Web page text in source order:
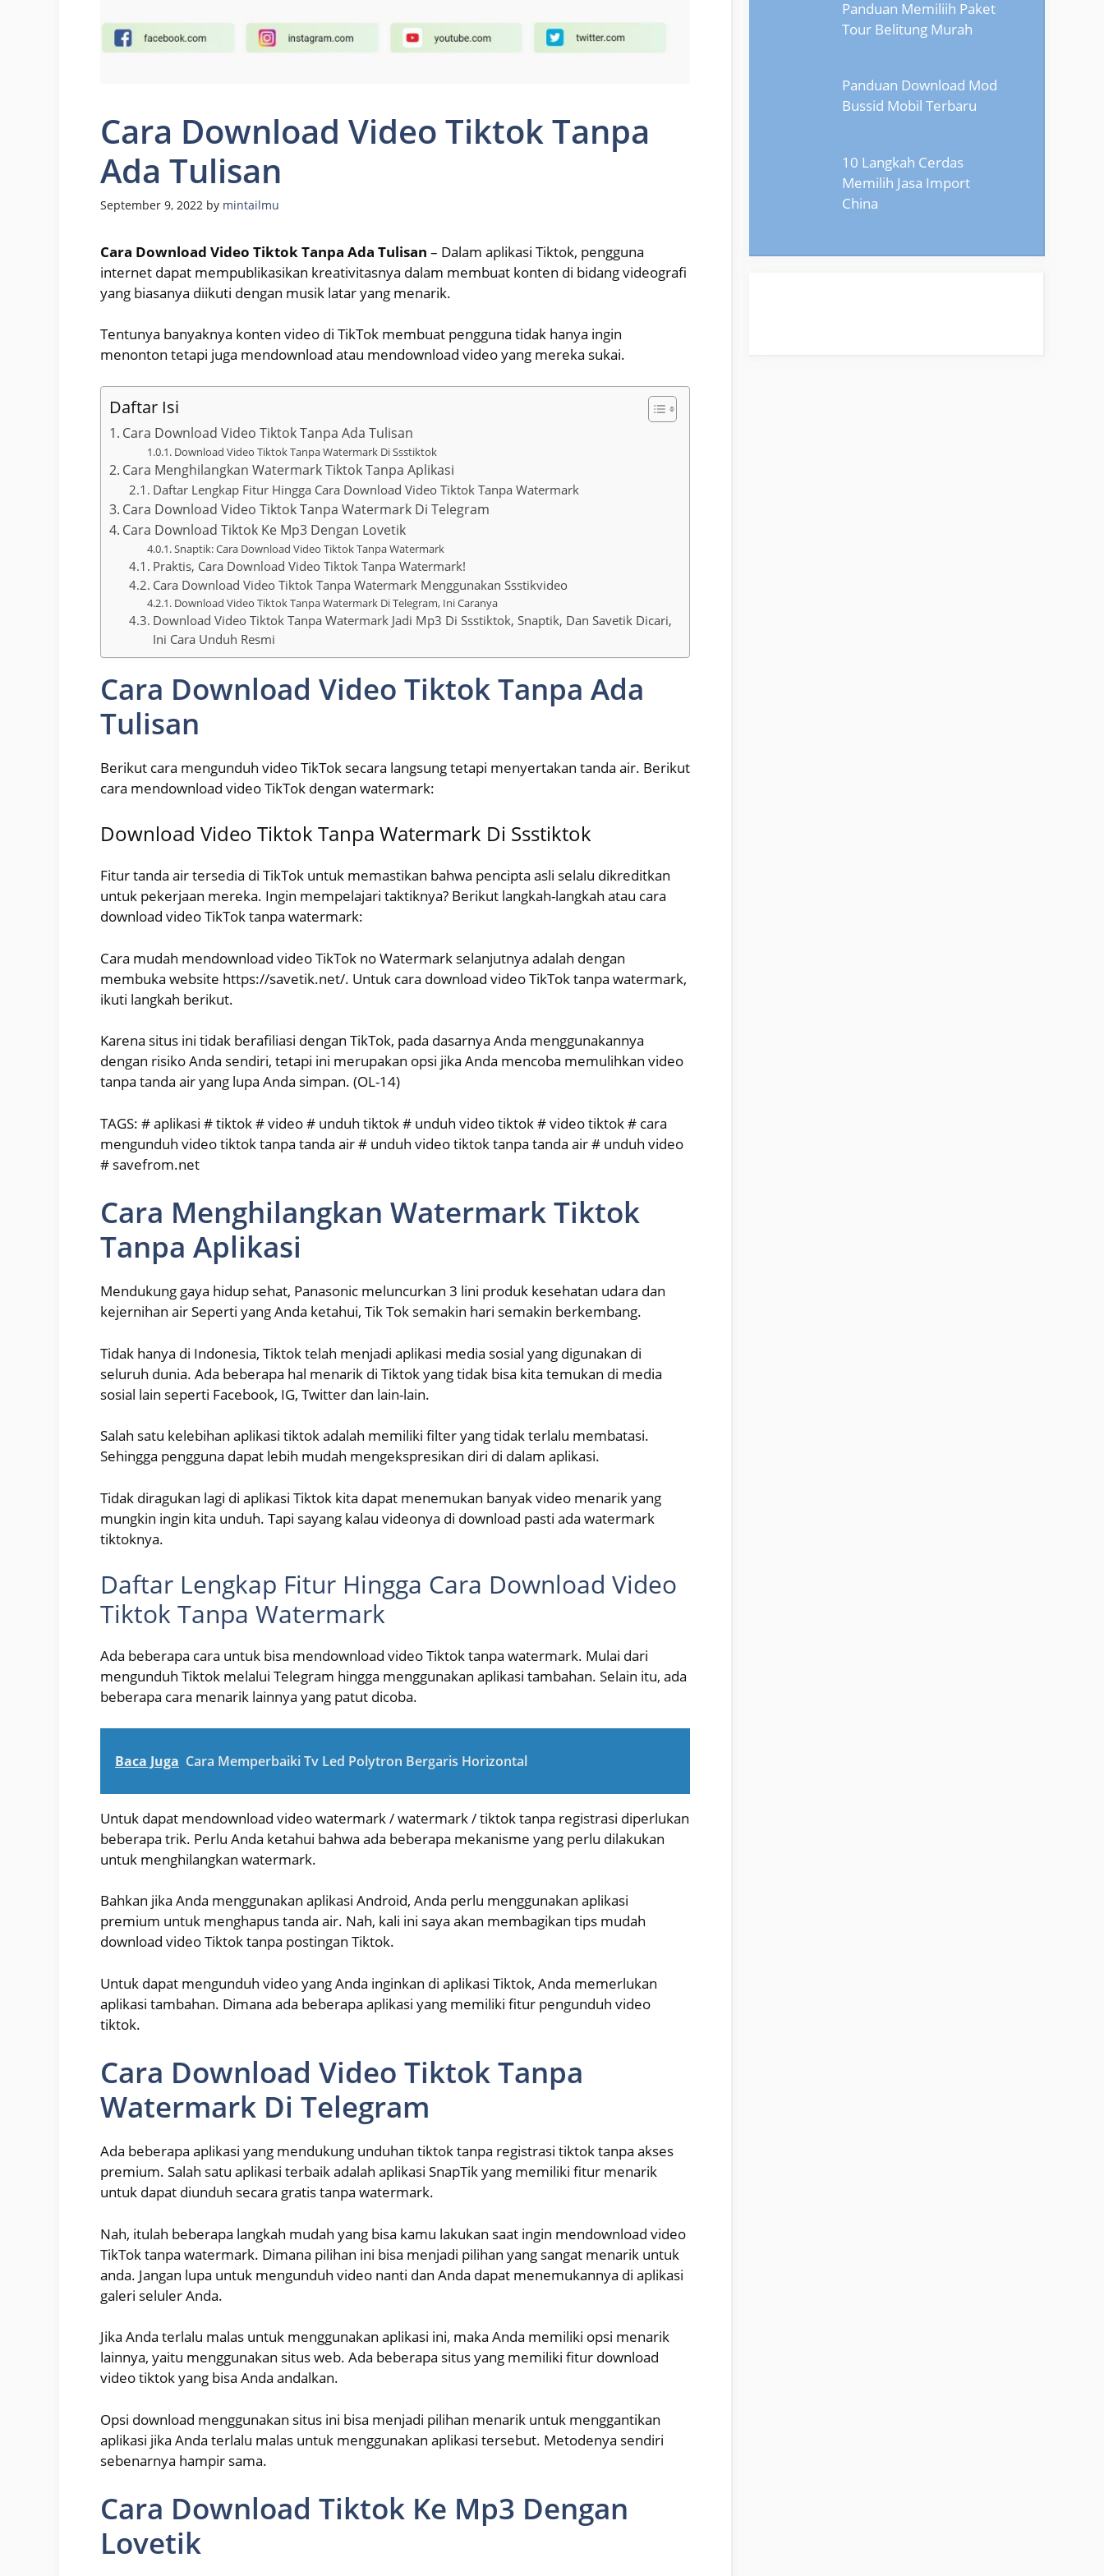
Cara Download Video Tiktok Tanpa
Ada Tulisan
September 9, 2022 by mintailmu
Cara Download Video Tiktok Tanpa Ada Tulisan – Dalam aplikasi Tiktok, pengguna
internet dapat mempublikasikan kreativitasnya dalam membuat konten di bidang videografi
yang biasanya diikuti dengan musik latar yang menarik.
Tentunya banyaknya konten video di TikTok membuat pengguna tidak hanya ingin
menonton tetapi juga mendownload atau mendownload video yang mereka sukai.
Daftar Isi
Cara Download Video Tiktok Tanpa Ada Tulisan
Download Video Tiktok Tanpa Watermark Di Ssstiktok
Cara Menghilangkan Watermark Tiktok Tanpa Aplikasi
Daftar Lengkap Fitur Hingga Cara Download Video Tiktok Tanpa Watermark
Cara Download Video Tiktok Tanpa Watermark Di Telegram
Cara Download Tiktok Ke Mp3 Dengan Lovetik
Snaptik: Cara Download Video Tiktok Tanpa Watermark
Praktis, Cara Download Video Tiktok Tanpa Watermark!
Cara Download Video Tiktok Tanpa Watermark Menggunakan Ssstikvideo
Download Video Tiktok Tanpa Watermark Di Telegram, Ini Caranya
Download Video Tiktok Tanpa Watermark Jadi Mp3 Di Ssstiktok, Snaptik, Dan Savetik Dicari,
Ini Cara Unduh Resmi
Cara Download Video Tiktok Tanpa Ada
Tulisan
Berikut cara mengunduh video TikTok secara langsung tetapi menyertakan tanda air. Berikut
cara mendownload video TikTok dengan watermark:
Download Video Tiktok Tanpa Watermark Di Ssstiktok
Fitur tanda air tersedia di TikTok untuk memastikan bahwa pencipta asli selalu dikreditkan
untuk pekerjaan mereka. Ingin mempelajari taktiknya? Berikut langkah-langkah atau cara
download video TikTok tanpa watermark:
Cara mudah mendownload video TikTok no Watermark selanjutnya adalah dengan
membuka website https://savetik.net/. Untuk cara download video TikTok tanpa watermark,
ikuti langkah berikut.
Karena situs ini tidak berafiliasi dengan TikTok, pada dasarnya Anda menggunakannya
dengan risiko Anda sendiri, tetapi ini merupakan opsi jika Anda mencoba memulihkan video
tanpa tanda air yang lupa Anda simpan. (OL-14)
TAGS: # aplikasi # tiktok # video # unduh tiktok # unduh video tiktok # video tiktok # cara
mengunduh video tiktok tanpa tanda air # unduh video tiktok tanpa tanda air # unduh video
# savefrom.net
Cara Menghilangkan Watermark Tiktok
Tanpa Aplikasi
Mendukung gaya hidup sehat, Panasonic meluncurkan 3 lini produk kesehatan udara dan
kejernihan air Seperti yang Anda ketahui, Tik Tok semakin hari semakin berkembang.
Tidak hanya di Indonesia, Tiktok telah menjadi aplikasi media sosial yang digunakan di
seluruh dunia. Ada beberapa hal menarik di Tiktok yang tidak bisa kita temukan di media
sosial lain seperti Facebook, IG, Twitter dan lain-lain.
Salah satu kelebihan aplikasi tiktok adalah memiliki filter yang tidak terlalu membatasi.
Sehingga pengguna dapat lebih mudah mengekspresikan diri di dalam aplikasi.
Tidak diragukan lagi di aplikasi Tiktok kita dapat menemukan banyak video menarik yang
mungkin ingin kita unduh. Tapi sayang kalau videonya di download pasti ada watermark
tiktoknya.
Daftar Lengkap Fitur Hingga Cara Download Video
Tiktok Tanpa Watermark
Ada beberapa cara untuk bisa mendownload video Tiktok tanpa watermark. Mulai dari
mengunduh Tiktok melalui Telegram hingga menggunakan aplikasi tambahan. Selain itu, ada
beberapa cara menarik lainnya yang patut dicoba.
Baca Juga Cara Memperbaiki Tv Led Polytron Bergaris Horizontal
Untuk dapat mendownload video watermark / watermark / tiktok tanpa registrasi diperlukan
beberapa trik. Perlu Anda ketahui bahwa ada beberapa mekanisme yang perlu dilakukan
untuk menghilangkan watermark.
Bahkan jika Anda menggunakan aplikasi Android, Anda perlu menggunakan aplikasi
premium untuk menghapus tanda air. Nah, kali ini saya akan membagikan tips mudah
download video Tiktok tanpa postingan Tiktok.
Untuk dapat mengunduh video yang Anda inginkan di aplikasi Tiktok, Anda memerlukan
aplikasi tambahan. Dimana ada beberapa aplikasi yang memiliki fitur pengunduh video
tiktok.
Cara Download Video Tiktok Tanpa
Watermark Di Telegram
Ada beberapa aplikasi yang mendukung unduhan tiktok tanpa registrasi tiktok tanpa akses
premium. Salah satu aplikasi terbaik adalah aplikasi SnapTik yang memiliki fitur menarik
untuk dapat diunduh secara gratis tanpa watermark.
Nah, itulah beberapa langkah mudah yang bisa kamu lakukan saat ingin mendownload video
TikTok tanpa watermark. Dimana pilihan ini bisa menjadi pilihan yang sangat menarik untuk
anda. Jangan lupa untuk mengunduh video nanti dan Anda dapat menemukannya di aplikasi
galeri seluler Anda.
Jika Anda terlalu malas untuk menggunakan aplikasi ini, maka Anda memiliki opsi menarik
lainnya, yaitu menggunakan situs web. Ada beberapa situs yang memiliki fitur download
video tiktok yang bisa Anda andalkan.
Opsi download menggunakan situs ini bisa menjadi pilihan menarik untuk menggantikan
aplikasi jika Anda terlalu malas untuk menggunakan aplikasi tersebut. Metodenya sendiri
sebenarnya hampir sama.
Cara Download Tiktok Ke Mp3 Dengan
Lovetik
Panduan Memiliih Paket
Tour Belitung Murah
Panduan Download Mod
Bussid Mobil Terbaru
10 Langkah Cerdas
Memilih Jasa Import
China